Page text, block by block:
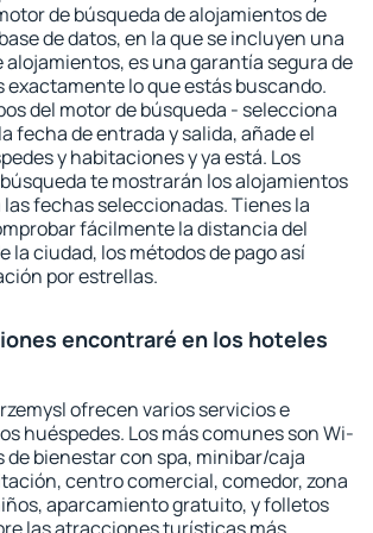
de búsqueda de alojamientos de
de datos, en la que se incluyen una
alojamientos, es una garantía segura de
lo que estás buscando.
del motor de búsqueda - selecciona
fecha de entrada y salida, añade el
y habitaciones y ya está. Los
te mostrarán los alojamientos
fechas seleccionadas. Tienes la
fácilmente la distancia del
la ciudad, los métodos de pago así
por estrellas.
encontraré en los hoteles
ofrecen varios servicios e
huéspedes. Los más comunes son Wi-
de bienestar con spa, minibar/caja
centro comercial, comedor, zona
aparcamiento gratuito, y folletos